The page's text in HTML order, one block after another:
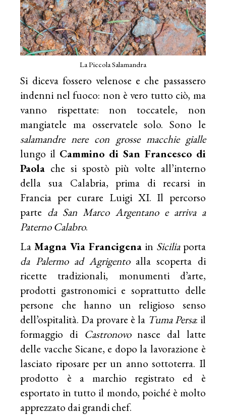
La Piccola Salamandra
Si diceva fossero velenose e che passassero
indenni nel fuoco: non è vero tutto ciò, ma
vanno rispettate: non toccatele, non
mangiatele ma osservatele solo. Sono le
salamandre nere con grosse macchie gialle
lungo il Cammino di San Francesco di
Paola che si spostò più volte all’interno
della sua Calabria, prima di recarsi in
Francia per curare Luigi XI. Il percorso
parte da San Marco Argentano e arriva a
Paterno Calabro.
LaMagna Via Francigena in Siciliaporta
da Palermo ad Agrigentoalla scoperta di
ricette tradizionali, monumenti d’arte,
prodotti gastronomici e soprattutto delle
persone che hanno un religioso senso
dell’ospitalità. Da provare è la Tuma Persa: il
formaggio di Castronovonasce dal latte
delle vacche Sicane, e dopo la lavorazione è
lasciato riposare per un anno sottoterra. Il
prodotto è a marchio registrato ed è
esportato in tutto il mondo, poiché è molto
apprezzato dai grandi chef.